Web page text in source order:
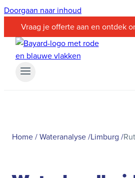
Doorgaan naar inhoud
Vraag je offerte aan en ontdek
Home/Wateranalyse/Limburg /